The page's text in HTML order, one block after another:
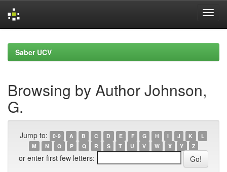
navigationSaber UCV
Browsing by Author Johnson,
G.
Jump to: 0-9 A B C D E F G H I J K
L
M
N O P Q R S T U V W X Y Z
or enter first few letters: